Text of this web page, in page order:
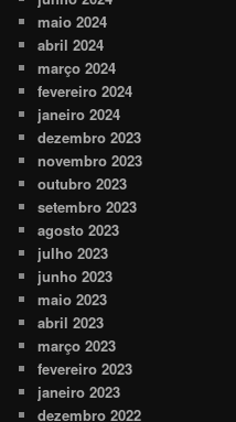
maio 2024
abril 2024
março 2024
fevereiro 2024
janeiro 2024
dezembro 2023
novembro 2023
outubro 2023
setembro 2023
agosto 2023
julho 2023
junho 2023
maio 2023
abril 2023
março 2023
fevereiro 2023
janeiro 2023
dezembro 2022